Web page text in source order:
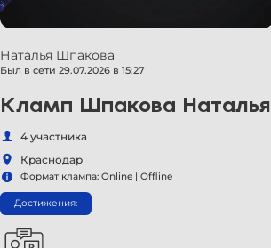
Наталья Шпакова
Был в сети 29.07.2026 в 15:27
Кламп Шпакова Наталья
4 участника
Краснодар
Формат клампа: Online | Offline
Достижения: